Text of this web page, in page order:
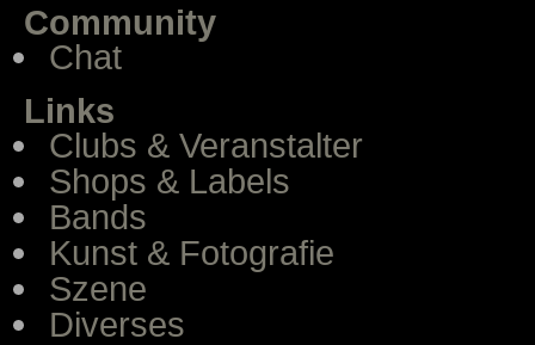
Community
Chat
Links
Clubs & Veranstalter
Shops & Labels
Bands
Kunst & Fotografie
Szene
Diverses